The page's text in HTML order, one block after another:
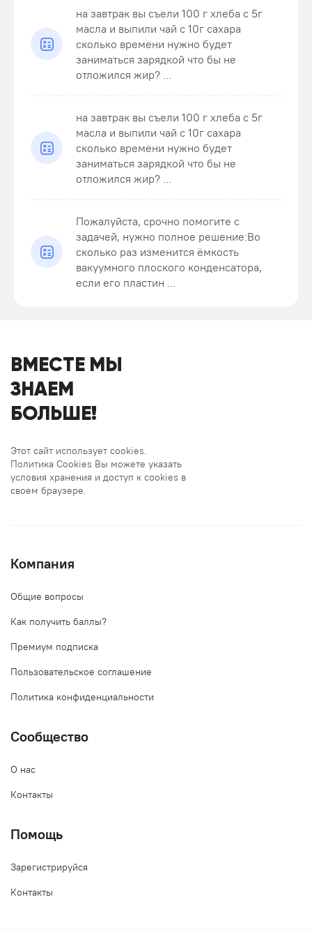
на завтрак вы съели 100 г хлеба с 5г
масла и выпили чай с 10г сахара
сколько времени нужно будет
заниматься зарядкой что бы не
отложился жир? ...
на завтрак вы съели 100 г хлеба с 5г
масла и выпили чай с 10г сахара
сколько времени нужно будет
заниматься зарядкой что бы не
отложился жир? ...
Пожалуйста, срочно помогите с
задачей, нужно полное решение:Во
сколько раз изменится ёмкость
вакуумного плоского конденсатора,
если его пластин ...
ВМЕСТЕ МЫ
ЗНАЕМ
БОЛЬШЕ!
Этот сайт использует cookies.
Политика Cookies Вы можете указать
условия хранения и доступ к cookies в
своем браузере.
Компания
Общие вопросы
Как получить баллы?
Премиум подписка
Пользовательское соглашение
Политика конфиденциальности
Сообщество
О нас
Контакты
Помощь
Зарегистрируйся
Контакты